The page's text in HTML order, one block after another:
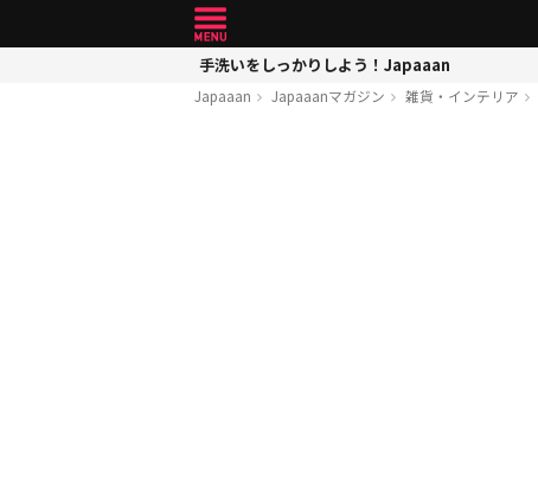
手洗いをしっかりしよう！Japaaan
Japaaan Japaaanマガジン 雑貨・インテリア